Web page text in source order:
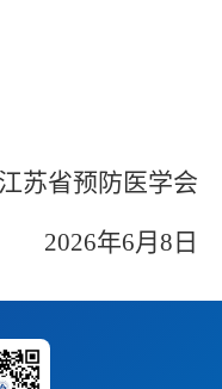
江苏省预防医学会
2026年6月8日